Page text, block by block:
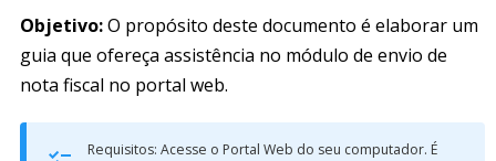
Objetivo:O propósito deste documento é elaborar um
guia que ofereça assistência no módulo de envio de
nota fiscal no portal web.
Requisitos: Acesse o Portal Web do seu computador. É